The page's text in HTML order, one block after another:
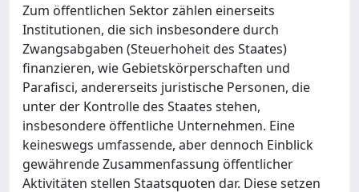
Zum öffentlichen Sektor zählen einerseits
Institutionen, die sich insbesondere durch
Zwangsabgaben (Steuerhoheit des Staates)
finanzieren, wie Gebietskörperschaften und
Parafisci, andererseits juristische Personen, die
unter der Kontrolle des Staates stehen,
insbesondere öffentliche Unternehmen. Eine
keineswegs umfassende, aber dennoch Einblick
gewährende Zusammenfassung öffentlicher
Aktivitäten stellen Staatsquoten dar. Diese setzen